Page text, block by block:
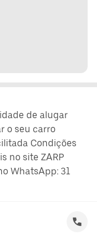
de alugar
o seu carro
Condições
no site ZARP
WhatsApp: 31